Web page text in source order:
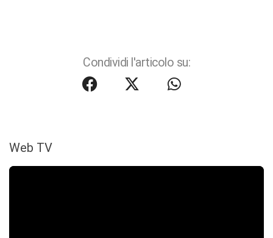
Condividi l'articolo su:
Web TV